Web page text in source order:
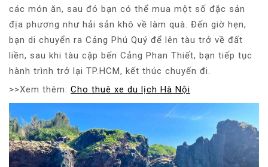
các món ăn, sau đó bạn có thể mua một số đặc sản
địa phương như hải sản khô về làm quà. Đến giờ hẹn,
bạn di chuyển ra Cảng Phú Quý để lên tàu trở về đất
liền, sau khi tàu cập bến Cảng Phan Thiết, bạn tiếp tục
hành trình trở lại TP.HCM, kết thúc chuyến đi.
>>Xem thêm: Cho thuê xe du lịch Hà Nội